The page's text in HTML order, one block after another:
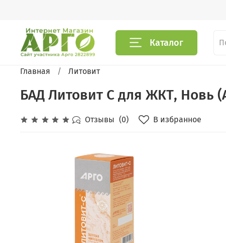
Каталог
Главная Литовит
БАД Литовит С для ЖКТ, Новь
Отзывы (0) В избранное